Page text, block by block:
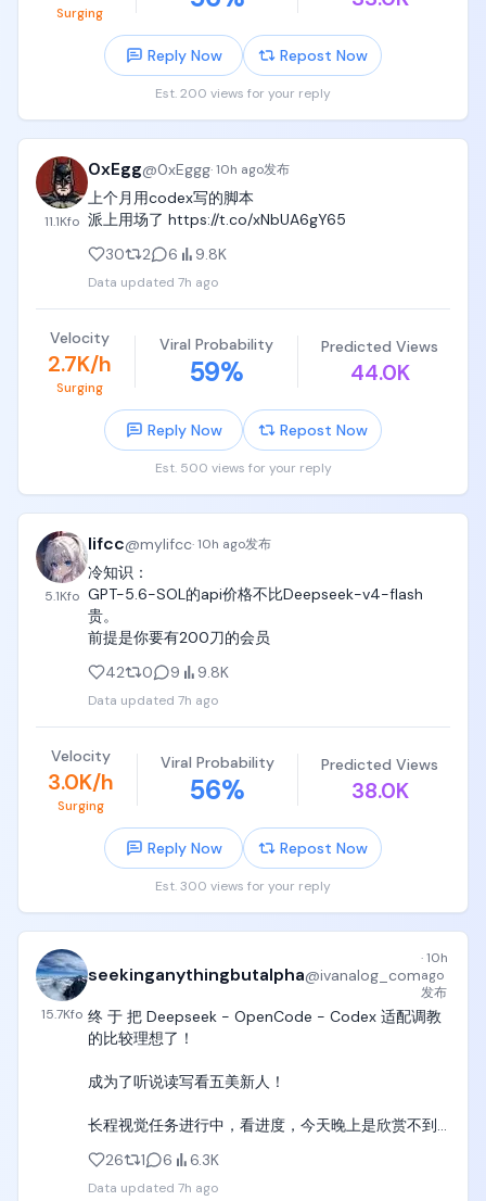
Surging
Reply Now Repost Now
Est. 200 views for your reply
11.1Kfo
0xEgg@0xEggg·10h ago发布
上个月用codex写的脚本
派上用场了 https://t.co/xNbUA6gY65
30
2 6 9.8K
Data updated 7h ago
Velocity
2.7K/h
Surging
Viral Probability
59%
Predicted Views
44.0K
Reply Now Repost Now
Est. 500 views for your reply
5.1Kfo
lifcc@mylifcc·10h ago发布
冷知识：
GPT-5.6-SOL的api价格不比Deepseek-v4-flash
贵。
前提是你要有200刀的会员
42
0 9 9.8K
Data updated 7h ago
Velocity
3.0K/h
Surging
Viral Probability
56%
Predicted Views
38.0K
Reply Now Repost Now
Est. 300 views for your reply
15.7Kfo
seekinganythingbutalpha@ivanalog_com
·10h
ago
发布
终 于 把 Deepseek - OpenCode - Codex 适配调教
的比较理想了！
成为了听说读写看五美新人！
长程视觉任务进行中，看进度，今天晚上是欣赏不到
谁有兴趣就拿去玩吧，应该是目前Harness的最好的里
26 1 6 6.3K
Data updated 7h ago